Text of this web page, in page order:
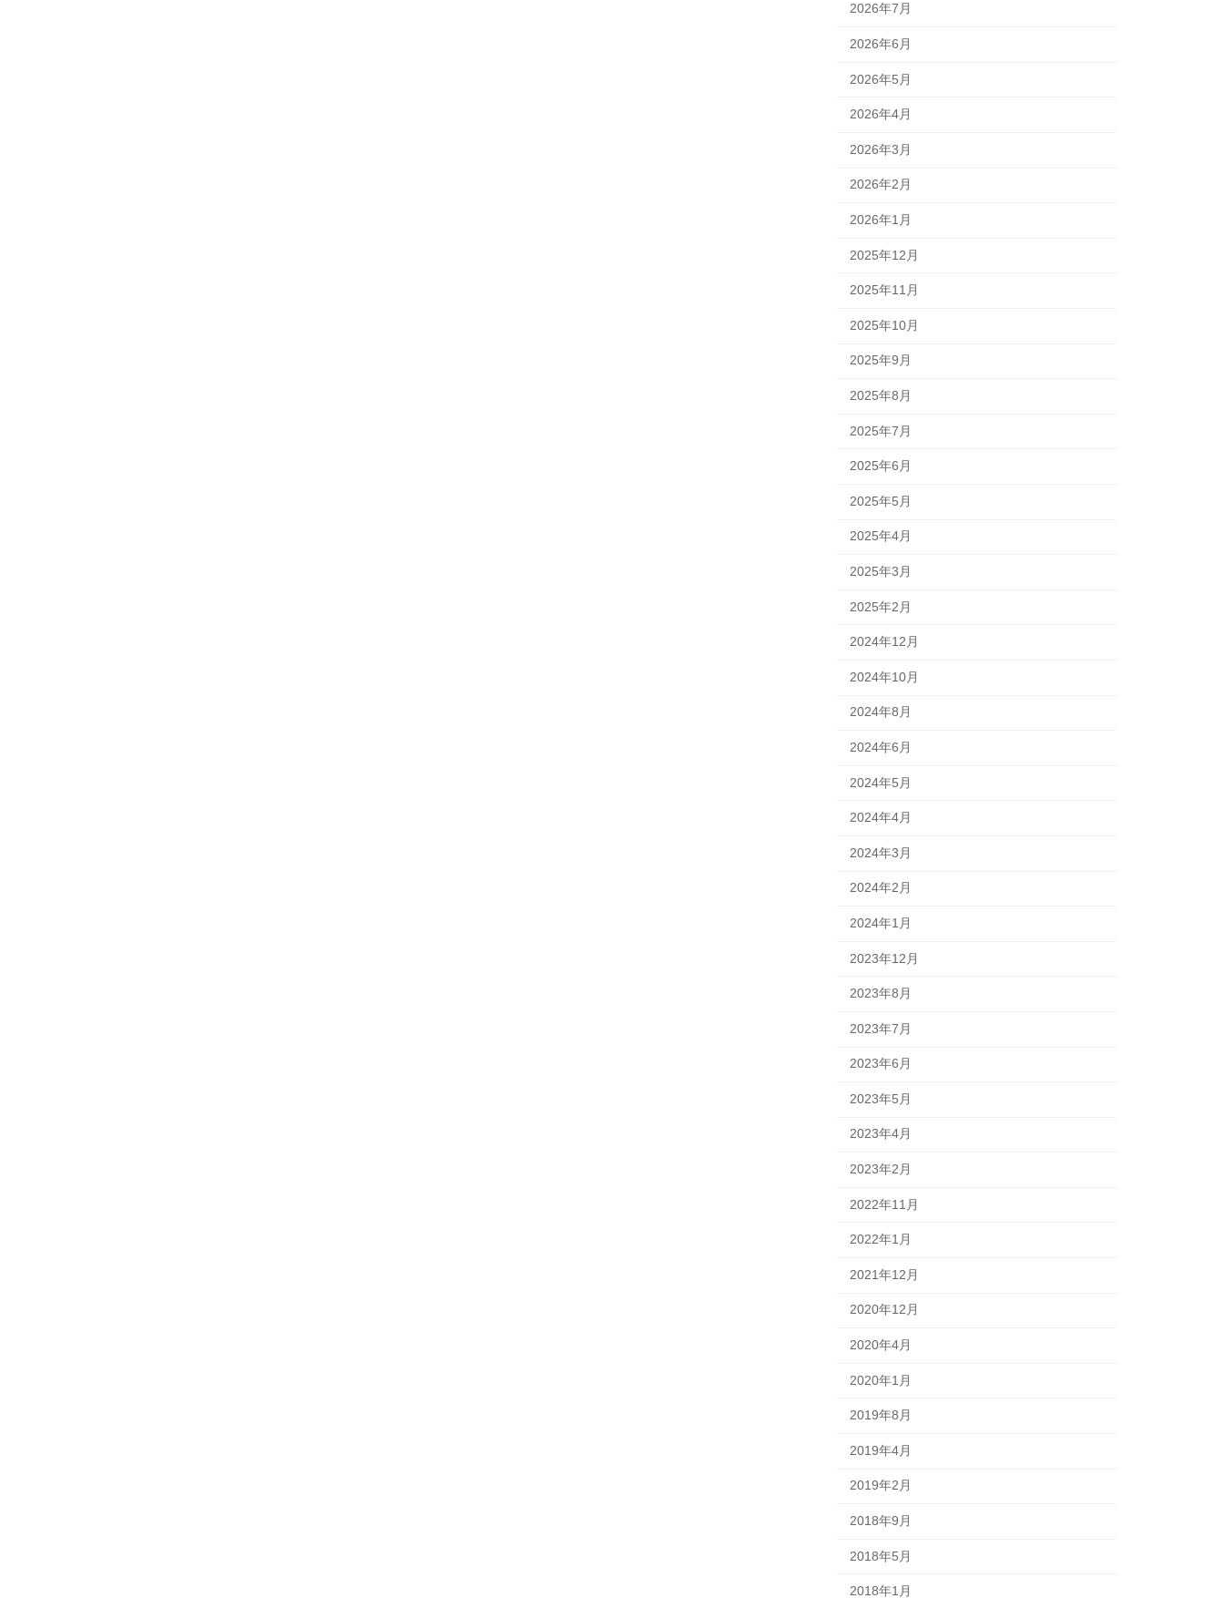
2026年7月
2026年6月
2026年5月
2026年4月
2026年3月
2026年2月
2026年1月
2025年12月
2025年11月
2025年10月
2025年9月
2025年8月
2025年7月
2025年6月
2025年5月
2025年4月
2025年3月
2025年2月
2024年12月
2024年10月
2024年8月
2024年6月
2024年5月
2024年4月
2024年3月
2024年2月
2024年1月
2023年12月
2023年8月
2023年7月
2023年6月
2023年5月
2023年4月
2023年2月
2022年11月
2022年1月
2021年12月
2020年12月
2020年4月
2020年1月
2019年8月
2019年4月
2019年2月
2018年9月
2018年5月
2018年1月